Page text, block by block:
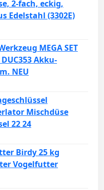
2-fach, eckig,
Edelstahl (3302E)
MEGA SET
Akku-
NEU
Mischdüse
22 24
Birdy 25 kg
Vogelfutter